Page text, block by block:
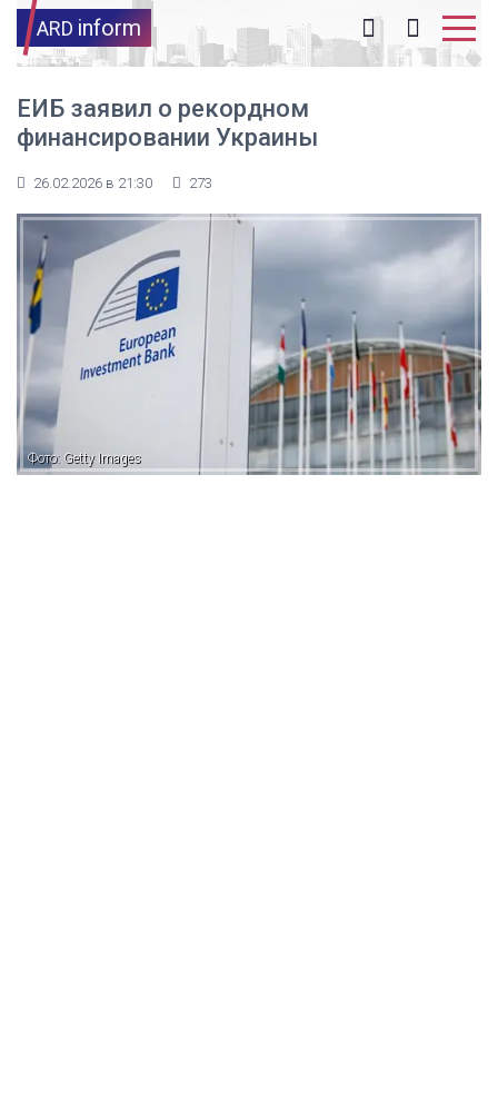
ARD inform
ЕИБ заявил о рекордном
финансировании Украины
26.02.2026 в 21:30 273
Фото: Getty Images